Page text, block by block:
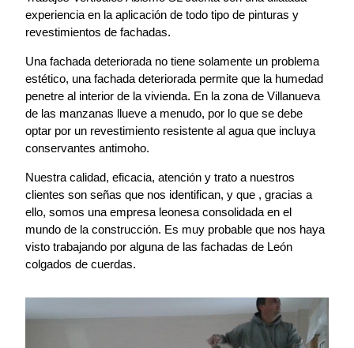
experiencia en la aplicación de todo tipo de pinturas y
revestimientos de fachadas.
Una fachada deteriorada no tiene solamente un problema
estético, una fachada deteriorada permite que la humedad
penetre al interior de la vivienda. En la zona de Villanueva
de las manzanas llueve a menudo, por lo que se debe
optar por un revestimiento resistente al agua que incluya
conservantes antimoho.
Nuestra calidad, eficacia, atención y trato a nuestros
clientes son señas que nos identifican, y que , gracias a
ello, somos una empresa leonesa consolidada en el
mundo de la construcción. Es muy probable que nos haya
visto trabajando por alguna de las fachadas de León
colgados de cuerdas.